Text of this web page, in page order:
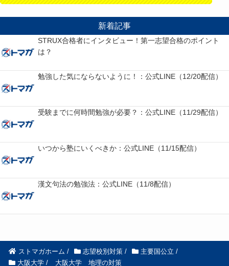
新着記事
STRUX合格者にインタビュー！第一志望合格のポイント
は？
勉強した気にならないように！：公式LINE（12/20配信）
受験までに何時間勉強が必要？：公式LINE（11/29配信）
いつから塾にいくべきか：公式LINE（11/15配信）
漢文句法の勉強法：公式LINE（11/8配信）
ストマガホーム / 志望校別対策 / 主要国公立 /
大阪大学 / 大阪大学 地理の対策